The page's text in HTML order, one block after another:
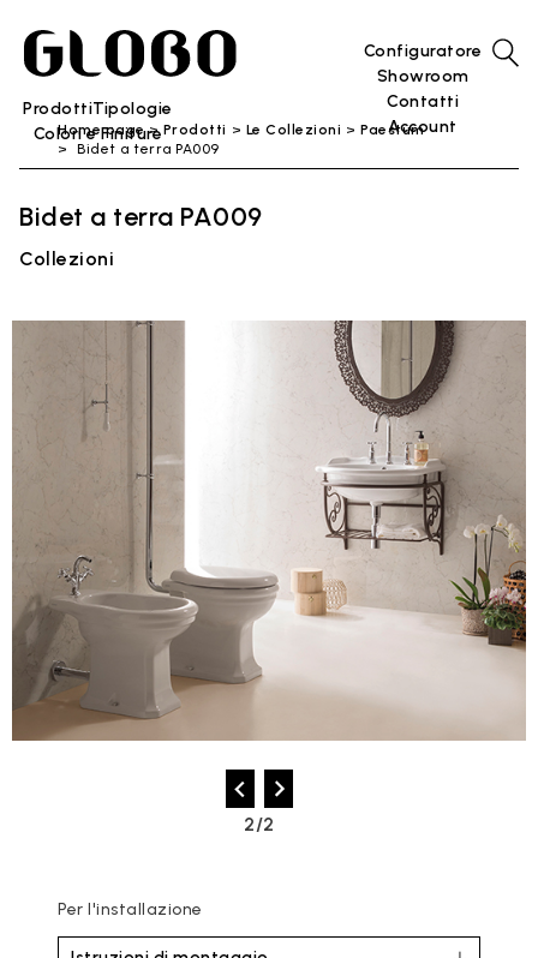
ProdottiTipologie
Colori e Finiture
Configuratore
Showroom
Contatti
Account
Home page Prodotti Le Collezioni
Paestum
Bidet a terra PA009
Bidet a terra PA009
Collezioni
2/2
Per l'installazione